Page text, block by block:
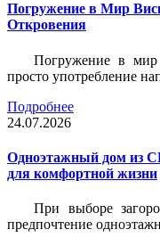
Погружение в Мир
Откровения
Погружение в
просто употребление
Подробнее
24.07.2026
Одноэтажный дом из
для комфортной жизни
При выборе
предпочтение